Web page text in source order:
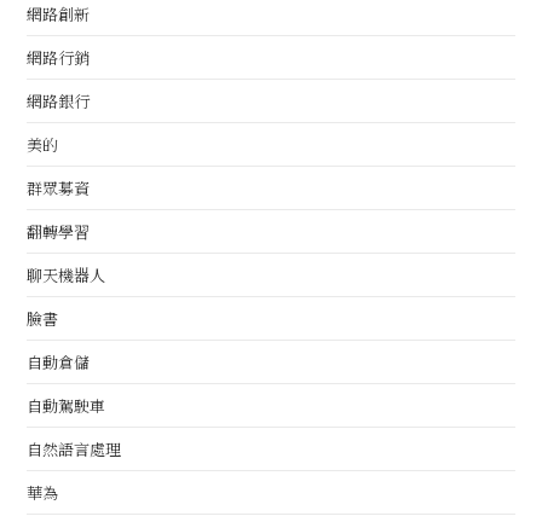
網路創新
網路行銷
網路銀行
美的
群眾募資
翻轉學習
聊天機器人
臉書
自動倉儲
自動駕駛車
自然語言處理
華為